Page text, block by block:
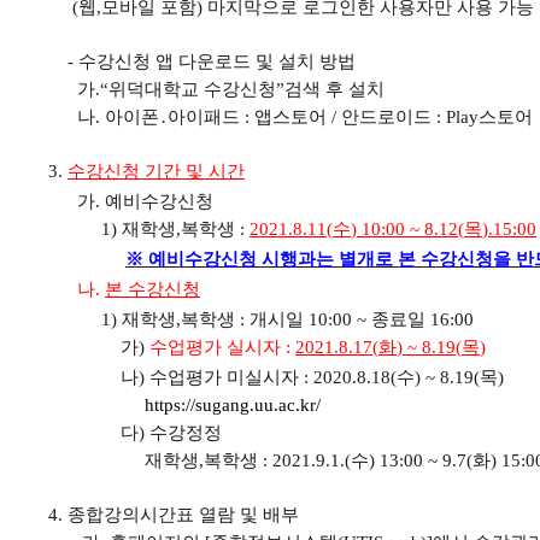
(웹,모바일 포함) 마지막으로 로그인한 사용자만 사용 가능
- 수강신청 앱 다운로드 및 설치 방법
가.“위덕대학교 수강신청”검색 후 설치
나. 아이폰․아이패드 : 앱스토어 / 안드로이드 : Play스토어
3. 수강신청 기간 및 시간
가. 예비수강신청
1) 재학생,복학생 : 2021.8.11(수) 10:00 ~ 8.12(목).15:00
※ 예비수강신청 시행과는 별개로 본 수강신청을
나. 본 수강신청
1) 재학생,복학생 : 개시일 10:00 ~ 종료일 16:00
가) 수업평가 실시자 : 2021.8.17(화) ~ 8.19(목)
나) 수업평가 미실시자 : 2020.8.18(수) ~ 8.19(목)
https://sugang.uu.ac.kr/
다) 수강정정
재학생,복학생 : 2021.9.1.(수) 13:00 ~ 9.7(화)
4. 종합강의시간표 열람 및 배부